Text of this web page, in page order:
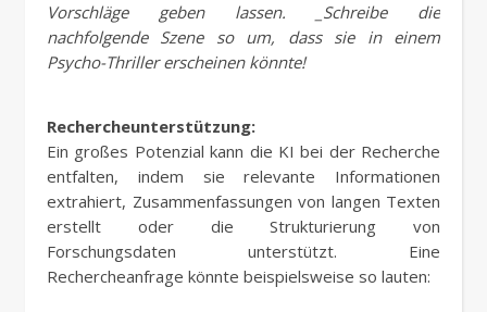
Vorschläge geben lassen. _Schreibe die
nachfolgende Szene so um, dass sie in einem
Psycho-Thriller erscheinen könnte!
Rechercheunterstützung:
Ein großes Potenzial kann die KI bei der Recherche
entfalten, indem sie relevante Informationen
extrahiert, Zusammenfassungen von langen Texten
erstellt oder die Strukturierung von
Forschungsdaten unterstützt. Eine
Rechercheanfrage könnte beispielsweise so lauten: